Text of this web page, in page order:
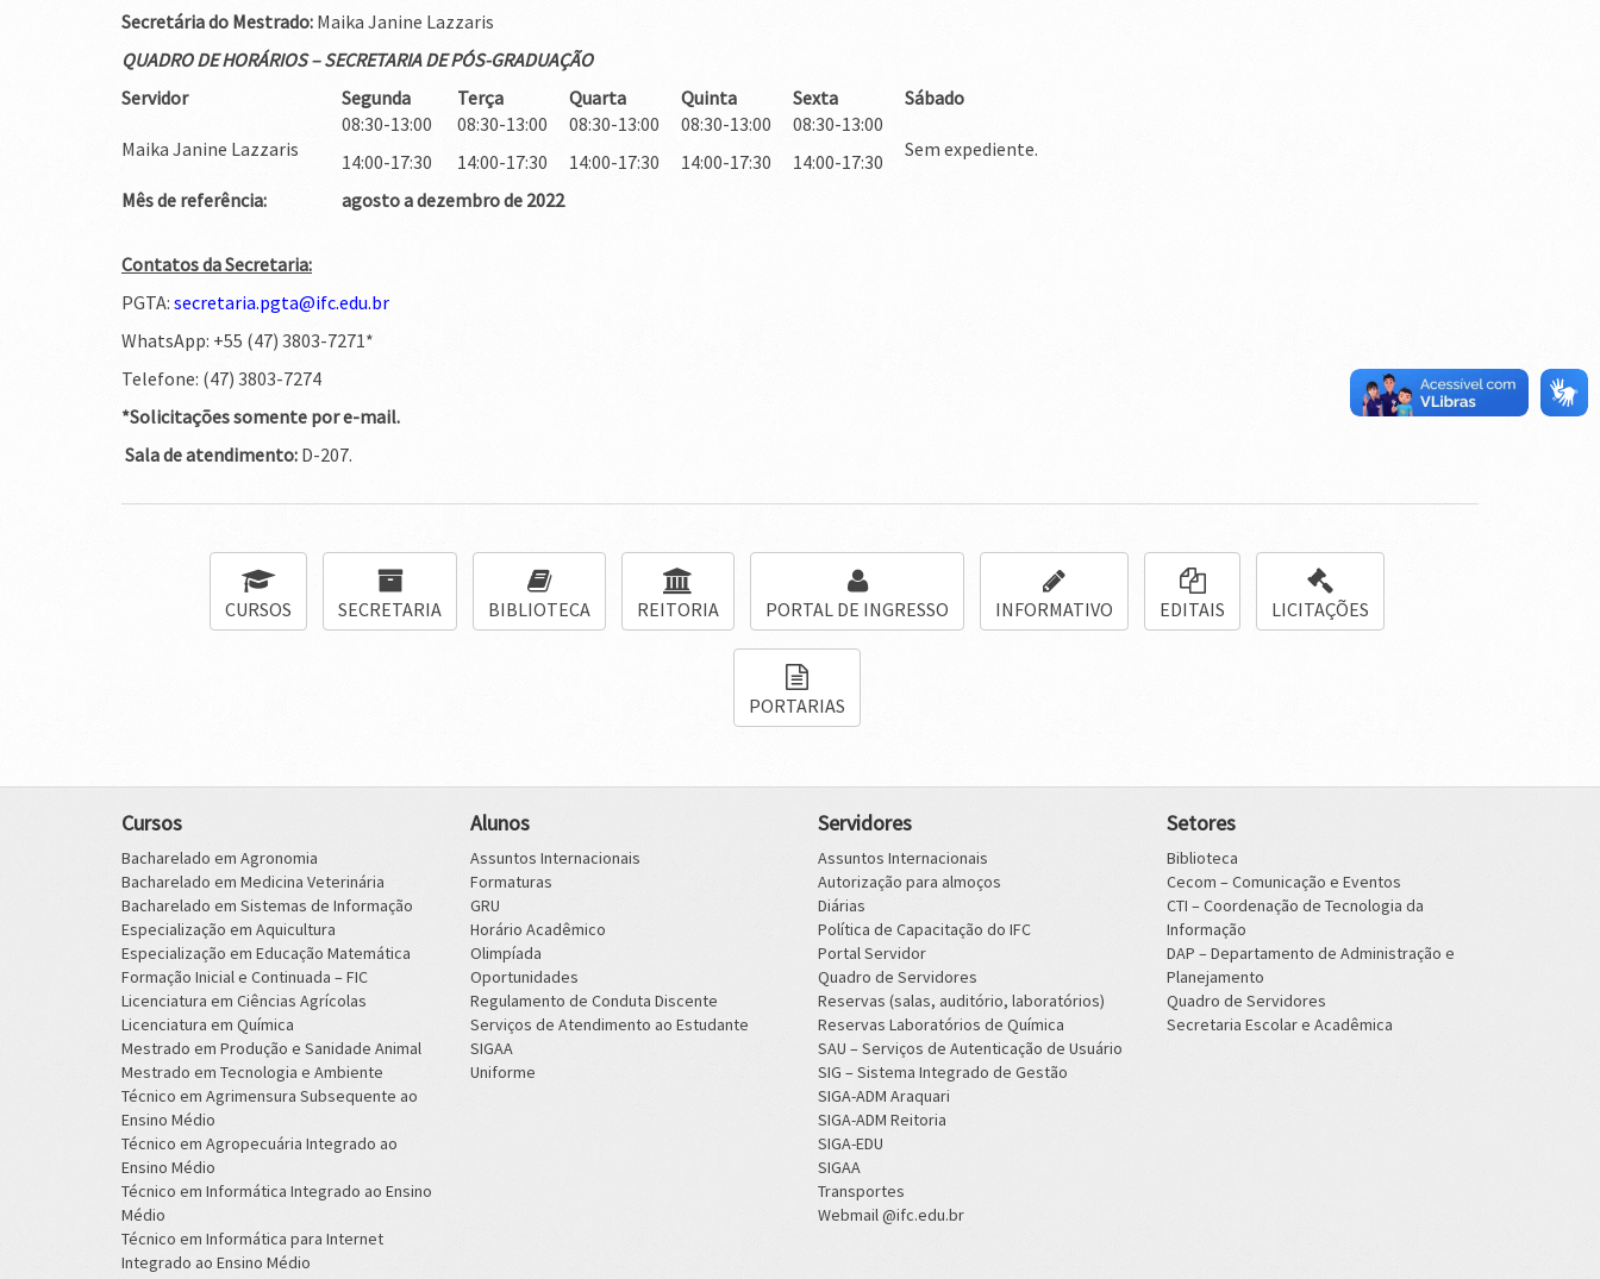
Secretária do Mestrado: Maika Janine Lazzaris
QUADRO DE HORÁRIOS – SECRETARIA DE PÓS-GRADUAÇÃO
Servidor
Segunda Terça Quarta Quinta Sexta Sábado
Maika Janine Lazzaris
08:30-13:00
14:00-17:30
08:30-13:00
14:00-17:30
08:30-13:00
14:00-17:30
08:30-13:00
14:00-17:30
08:30-13:00
14:00-17:30
Sem expediente.
Mês de referência: agosto a dezembro de 2022
Contatos da Secretaria:
PGTA: secretaria.pgta@ifc.edu.br
WhatsApp: +55 (47) 3803-7271*
Telefone: (47) 3803-7274
*Solicitações somente por e-mail.
Sala de atendimento: D-207.
CURSOS SECRETARIA BIBLIOTECA REITORIA PORTAL DE INGRESSO INFORMATIVO EDITAIS LICITAÇÕES
PORTARIAS
Cursos
Bacharelado em Agronomia
Bacharelado em Medicina Veterinária
Bacharelado em Sistemas de Informação
Especialização em Aquicultura
Especialização em Educação Matemática
Formação Inicial e Continuada – FIC
Licenciatura em Ciências Agrícolas
Licenciatura em Química
Mestrado em Produção e Sanidade Animal
Mestrado em Tecnologia e Ambiente
Técnico em Agrimensura Subsequente ao
Ensino Médio
Técnico em Agropecuária Integrado ao
Ensino Médio
Técnico em Informática Integrado ao Ensino
Médio
Técnico em Informática para Internet
Integrado ao Ensino Médio
Alunos
Assuntos Internacionais
Formaturas
GRU
Horário Acadêmico
Olimpíada
Oportunidades
Regulamento de Conduta Discente
Serviços de Atendimento ao Estudante
SIGAA
Uniforme
Servidores
Assuntos Internacionais
Autorização para almoços
Diárias
Política de Capacitação do IFC
Portal Servidor
Quadro de Servidores
Reservas (salas, auditório, laboratórios)
Reservas Laboratórios de Química
SAU – Serviços de Autenticação de Usuário
SIG – Sistema Integrado de Gestão
SIGA-ADM Araquari
SIGA-ADM Reitoria
SIGA-EDU
SIGAA
Transportes
Webmail @ifc.edu.br
Setores
Biblioteca
Cecom – Comunicação e Eventos
CTI – Coordenação de Tecnologia da
Informação
DAP – Departamento de Administração e
Planejamento
Quadro de Servidores
Secretaria Escolar e Acadêmica